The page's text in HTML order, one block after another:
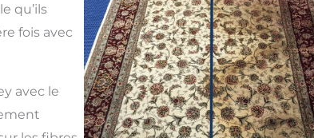
qu’ils
fois avec
avec le